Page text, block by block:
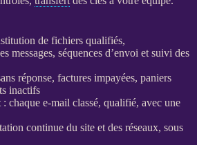
de fichiers qualifiés,
messages, séquences d’envoi et suivi des
réponse, factures impayées, paniers
inactifs
: chaque e-mail classé, qualifié, avec une
continue du site et des réseaux, sous